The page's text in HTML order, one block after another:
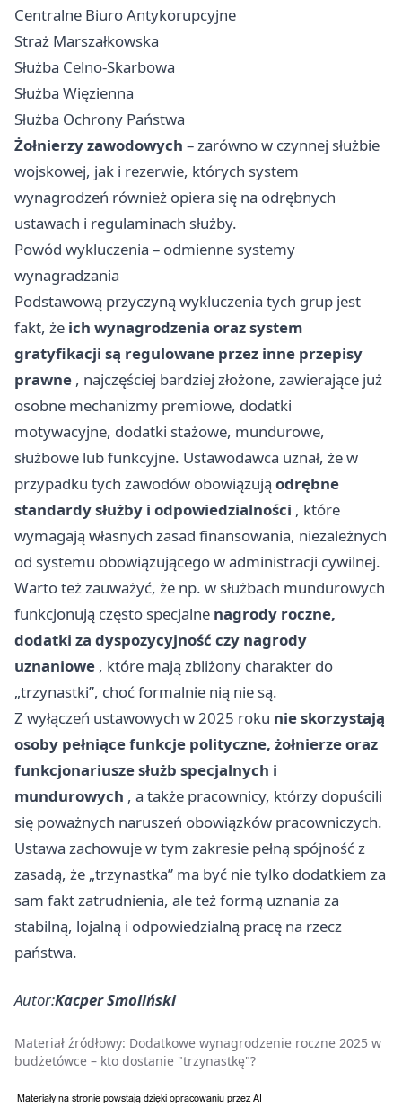
Centralne Biuro Antykorupcyjne
Straż Marszałkowska
Służba Celno-Skarbowa
Służba Więzienna
Służba Ochrony Państwa
Żołnierzy zawodowych – zarówno w czynnej służbie
wojskowej, jak i rezerwie, których system
wynagrodzeń również opiera się na odrębnych
ustawach i regulaminach służby.
Powód wykluczenia – odmienne systemy
wynagradzania
Podstawową przyczyną wykluczenia tych grup jest
fakt, że ich wynagrodzenia oraz system
gratyfikacji są regulowane przez inne przepisy
prawne , najczęściej bardziej złożone, zawierające już
osobne mechanizmy premiowe, dodatki
motywacyjne, dodatki stażowe, mundurowe,
służbowe lub funkcyjne. Ustawodawca uznał, że w
przypadku tych zawodów obowiązują odrębne
standardy służby i odpowiedzialności , które
wymagają własnych zasad finansowania, niezależnych
od systemu obowiązującego w administracji cywilnej.
Warto też zauważyć, że np. w służbach mundurowych
funkcjonują często specjalne nagrody roczne,
dodatki za dyspozycyjność czy nagrody
uznaniowe , które mają zbliżony charakter do
„trzynastki”, choć formalnie nią nie są.
Z wyłączeń ustawowych w 2025 roku nie skorzystają
osoby pełniące funkcje polityczne, żołnierze oraz
funkcjonariusze służb specjalnych i
mundurowych , a także pracownicy, którzy dopuścili
się poważnych naruszeń obowiązków pracowniczych.
Ustawa zachowuje w tym zakresie pełną spójność z
zasadą, że „trzynastka” ma być nie tylko dodatkiem za
sam fakt zatrudnienia, ale też formą uznania za
stabilną, lojalną i odpowiedzialną pracę na rzecz
państwa.
Autor:Kacper Smoliński
Materiał źródłowy: Dodatkowe wynagrodzenie roczne 2025 w
budżetówce – kto dostanie "trzynastkę"?